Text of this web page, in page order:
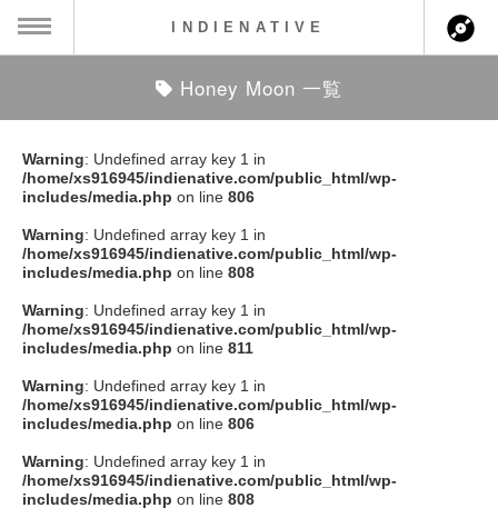
ス情報
ト情報
アーティスト
ション
ト
INDIENATIVE
Honey Moon 一覧
Warning: Undefined array key 1 in
/home/xs916945/indienative.com/public_html/wp-
includes/media.php on line 806
Warning: Undefined array key 1 in
/home/xs916945/indienative.com/public_html/wp-
includes/media.php on line 808
Warning: Undefined array key 1 in
/home/xs916945/indienative.com/public_html/wp-
includes/media.php on line 811
Warning: Undefined array key 1 in
/home/xs916945/indienative.com/public_html/wp-
includes/media.php on line 806
Warning: Undefined array key 1 in
/home/xs916945/indienative.com/public_html/wp-
includes/media.php on line 808